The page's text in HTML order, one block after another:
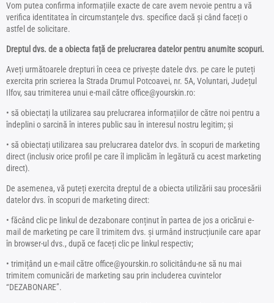
Vom putea confirma informațiile exacte de care avem nevoie pentru a vă
verifica identitatea în circumstanțele dvs. specifice dacă și când faceți o
astfel de solicitare.
Dreptul dvs. de a obiecta față de prelucrarea datelor pentru anumite scopuri.
Aveți următoarele drepturi în ceea ce privește datele dvs. pe care le puteți
exercita prin scrierea la Strada Drumul Potcoavei, nr. 5A, Voluntari, Județul
Ilfov, sau trimiterea unui e-mail către office@yourskin.ro:
• să obiectați la utilizarea sau prelucrarea informațiilor de către noi pentru a
îndeplini o sarcină în interes public sau în interesul nostru legitim; și
• să obiectați utilizarea sau prelucrarea datelor dvs. în scopuri de marketing
direct (inclusiv orice profil pe care îl implicăm în legătură cu acest marketing
direct).
De asemenea, vă puteți exercita dreptul de a obiecta utilizării sau procesării
datelor dvs. în scopuri de marketing direct:
• făcând clic pe linkul de dezabonare conținut în partea de jos a oricărui e-
mail de marketing pe care îl trimitem dvs. și urmând instrucțiunile care apar
în browser-ul dvs., după ce faceți clic pe linkul respectiv;
• trimițând un e-mail către office@yourskin.ro solicitându-ne să nu mai
trimitem comunicări de marketing sau prin includerea cuvintelor
“DEZABONARE”.